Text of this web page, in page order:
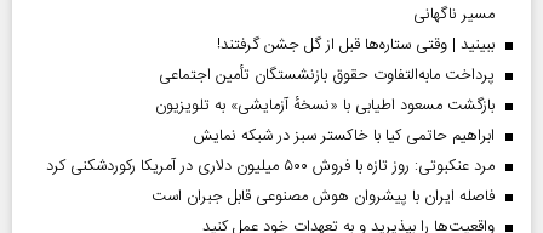
مسیر ناگهانی
ببینید | وقتی ستاره‌ها قبل از گل جشن گرفتند!
پرداخت مابه‌التفاوت حقوق بازنشستگان تأمین اجتماعی
بازگشت مسعود اطیابی با «نسخهٔ آزمایشی» به تلویزیون
ابراهیم حاتمی کیا با خاکستر سبز در شبکه نمایش
مرد عنکبوتی: روز تازه با فروش ۵۰۰ میلیون دلاری در آمریکا رکوردشکنی کرد
فاصله ایران با پیشرو‌ان هوش مصنوعی قابل جبران است
واقعیت‌ها را بپذیرید و به تعهدات خود عمل کنید